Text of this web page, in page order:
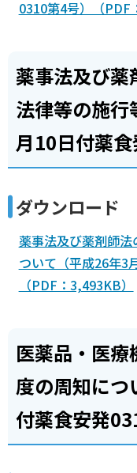
0310第4号）（PDF
薬事法及び薬
法律等の施
月10日付薬食
ダウンロード
薬事法及び薬剤師
ついて（平成26年3
（PDF：3,493KB）
医薬品・医
度の周知につ
付薬食安発